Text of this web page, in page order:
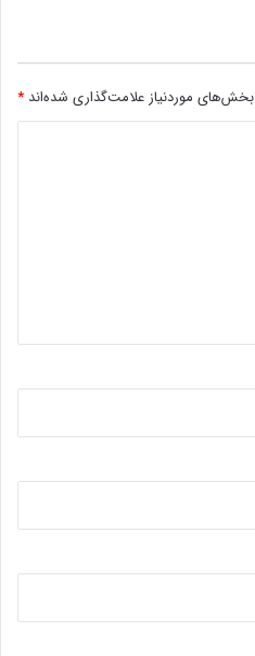
بخش‌های موردنیاز علامت‌گذاری شده‌اند *